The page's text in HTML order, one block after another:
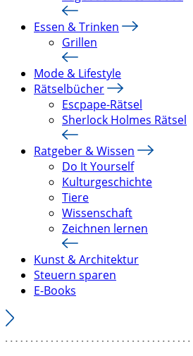
Essen & Trinken
Grillen
Mode & Lifestyle
Rätselbücher
Escpape-Rätsel
Sherlock Holmes Rätsel
Ratgeber & Wissen
Do It Yourself
Kulturgeschichte
Tiere
Wissenschaft
Zeichnen lernen
Kunst & Architektur
Steuern sparen
E-Books